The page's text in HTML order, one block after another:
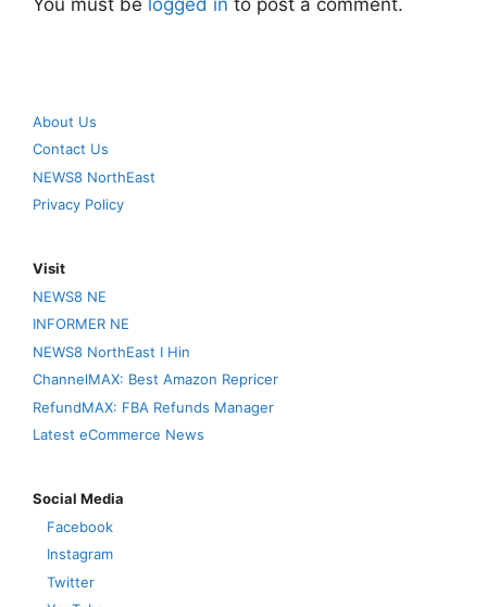
You must be logged in to post a comment.
About Us
Contact Us
NEWS8 NorthEast
Privacy Policy
Visit
NEWS8 NE
INFORMER NE
NEWS8 NorthEast I Hin
ChannelMAX: Best Amazon Repricer
RefundMAX: FBA Refunds Manager
Latest eCommerce News
Social Media
Facebook
Instagram
Twitter